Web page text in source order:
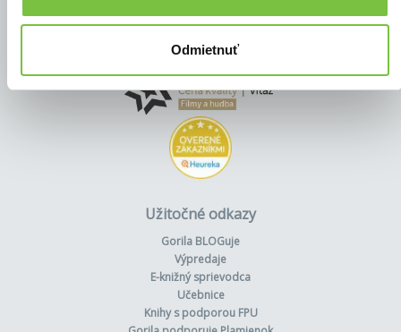
Odmietnuť
Užitočné odkazy
Gorila BLOGuje
Výpredaje
E-knižný sprievodca
Učebnice
Knihy s podporou FPU